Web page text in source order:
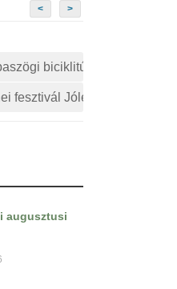
< >
biciklitúra
fesztivál Jólészen
augusztusi